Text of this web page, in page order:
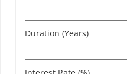
Duration (Years)